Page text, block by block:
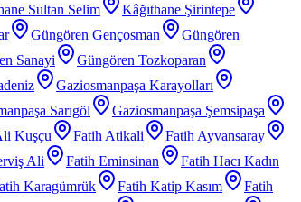
Sultan Selim
Kâğıthane Şirintepe
Güngören Gençosman
Güngören
Sanayi
Güngören Tozkoparan
Gaziosmanpaşa Karayolları
Sarıgöl
Gaziosmanpaşa Şemsipaşa
Kuşçu Fatih Atikali
Fatih Ayvansaray
Ali Fatih Eminsinan
Fatih Hacı Kadın
Karagümrük Fatih Katip Kasım
Fatih